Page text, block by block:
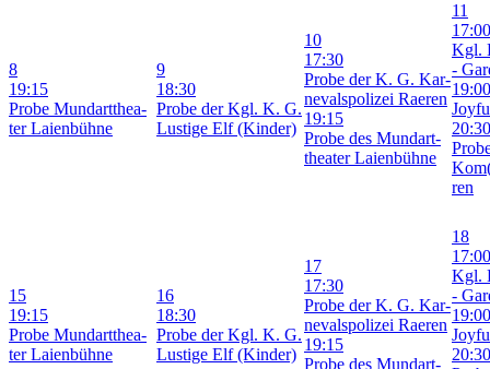
8
19:15
Pro­be Mund­art­thea­
ter Lai­en­büh­ne
9
18:30
Pro­be der Kgl. K. G.
Lus­ti­ge Elf (Kin­der)
10
17:30
Pro­be der K. G. Kar­
ne­vals­po­li­zei Rae­ren
19:15
Pro­be des Mund­art­
thea­ter Lai­en­büh­ne
11
17:00
Kgl.
-
19:00
20:30
ren
15
19:15
Pro­be Mund­art­thea­
ter Lai­en­büh­ne
16
18:30
Pro­be der Kgl. K. G.
Lus­ti­ge Elf (Kin­der)
17
17:30
Pro­be der K. G. Kar­
ne­vals­po­li­zei Rae­ren
19:15
Pro­be des Mund­art­
18
17:00
Kgl.
-
19:00
20:30